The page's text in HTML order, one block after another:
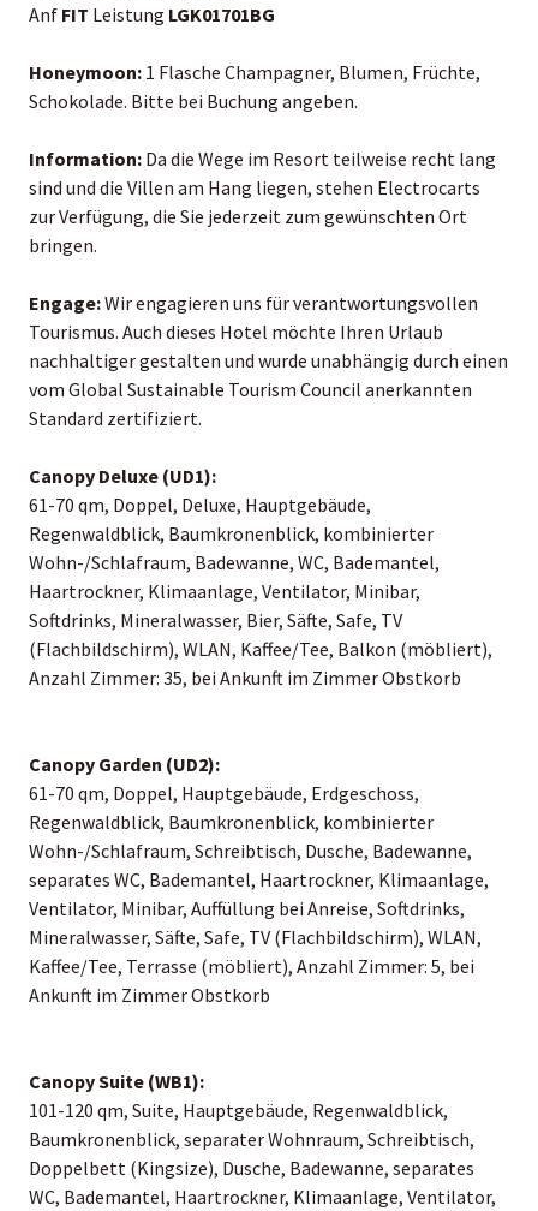
Anf FIT Leistung LGK01701BG
Honeymoon: 1 Flasche Champagner, Blumen, Früchte,
Schokolade. Bitte bei Buchung angeben.
Information: Da die Wege im Resort teilweise recht lang
sind und die Villen am Hang liegen, stehen Electrocarts
zur Verfügung, die Sie jederzeit zum gewünschten Ort
bringen.
Engage:Wir engagieren uns für verantwortungsvollen
Tourismus. Auch dieses Hotel möchte Ihren Urlaub
nachhaltiger gestalten und wurde unabhängig durch einen
vom Global Sustainable Tourism Council anerkannten
Standard zertifiziert.
Canopy Deluxe (UD1):
61-70 qm, Doppel, Deluxe, Hauptgebäude,
Regenwaldblick, Baumkronenblick, kombinierter
Wohn-/Schlafraum, Badewanne, WC, Bademantel,
Haartrockner, Klimaanlage, Ventilator, Minibar,
Softdrinks, Mineralwasser, Bier, Säfte, Safe, TV
(Flachbildschirm), WLAN, Kaffee/Tee, Balkon (möbliert),
Anzahl Zimmer: 35, bei Ankunft im Zimmer Obstkorb
Canopy Garden (UD2):
61-70 qm, Doppel, Hauptgebäude, Erdgeschoss,
Regenwaldblick, Baumkronenblick, kombinierter
Wohn-/Schlafraum, Schreibtisch, Dusche, Badewanne,
separates WC, Bademantel, Haartrockner, Klimaanlage,
Ventilator, Minibar, Auffüllung bei Anreise, Softdrinks,
Mineralwasser, Säfte, Safe, TV (Flachbildschirm), WLAN,
Kaffee/Tee, Terrasse (möbliert), Anzahl Zimmer: 5, bei
Ankunft im Zimmer Obstkorb
Canopy Suite (WB1):
101-120 qm, Suite, Hauptgebäude, Regenwaldblick,
Baumkronenblick, separater Wohnraum, Schreibtisch,
Doppelbett (Kingsize), Dusche, Badewanne, separates
WC, Bademantel, Haartrockner, Klimaanlage, Ventilator,